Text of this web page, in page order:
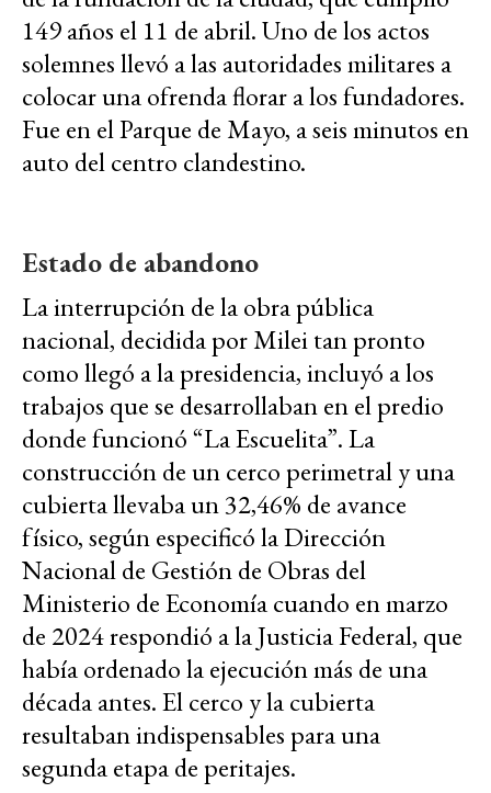
149 años el 11 de abril. Uno de los actos
solemnes llevó a las autoridades militares a
colocar una ofrenda florar a los fundadores.
Fue en el Parque de Mayo, a seis minutos en
auto del centro clandestino.
Estado de abandono
La interrupción de la obra pública
nacional, decidida por Milei tan pronto
como llegó a la presidencia, incluyó a los
trabajos que se desarrollaban en el predio
donde funcionó “La Escuelita”. La
construcción de un cerco perimetral y una
cubierta llevaba un 32,46% de avance
físico, según especificó la Dirección
Nacional de Gestión de Obras del
Ministerio de Economía cuando en marzo
de 2024 respondió a la Justicia Federal, que
había ordenado la ejecución más de una
década antes. El cerco y la cubierta
resultaban indispensables para una
segunda etapa de peritajes.